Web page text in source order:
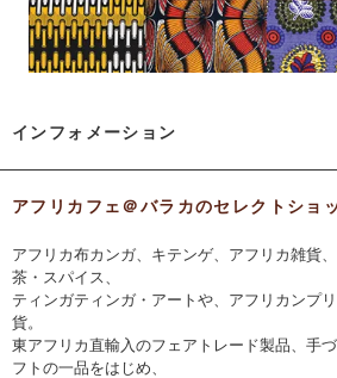
インフォメーション
アフリカフェ＠バラカのセレクトショ
アフリカ布カンガ、キテンゲ、アフリカ雑貨
茶・スパイス、
ティンガティンガ・アートや、アフリカンプ
貨。
東アフリカ直輸入のフェアトレード製品、手
フトの一品をはじめ、